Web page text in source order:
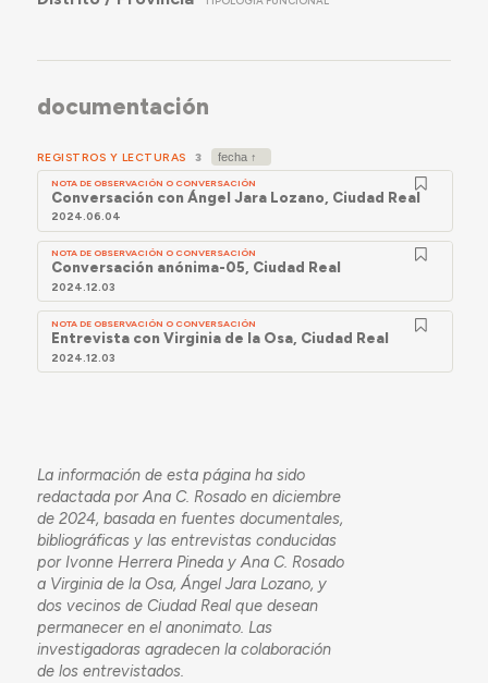
documentación
REGISTROS Y LECTURAS 3
NOTA DE OBSERVACIÓN O CONVERSACIÓN
Conversación con Ángel Jara Lozano, Ciudad Real
2024.06.04
NOTA DE OBSERVACIÓN O CONVERSACIÓN
Conversación anónima-05, Ciudad Real
2024.12.03
NOTA DE OBSERVACIÓN O CONVERSACIÓN
Entrevista con Virginia de la Osa, Ciudad Real
2024.12.03
La información de esta página ha sido
redactada por Ana C. Rosado en diciembre
de 2024, basada en fuentes documentales,
bibliográficas y las entrevistas conducidas
por Ivonne Herrera Pineda y Ana C. Rosado
a Virginia de la Osa, Ángel Jara Lozano, y
dos vecinos de Ciudad Real que desean
permanecer en el anonimato. Las
investigadoras agradecen la colaboración
de los entrevistados.